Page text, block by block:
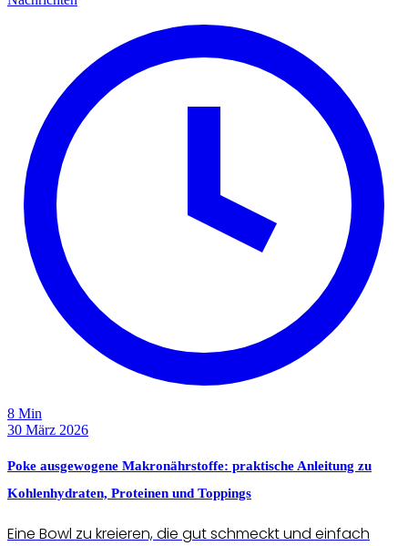
8 Min
30 März 2026
Poke ausgewogene Makronährstoffe: praktische Anleitung zu
Kohlenhydraten, Proteinen und Toppings
Eine Bowl zu kreieren, die gut schmeckt und einfach